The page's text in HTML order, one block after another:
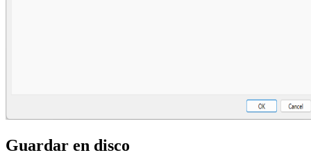
Guardar en disco